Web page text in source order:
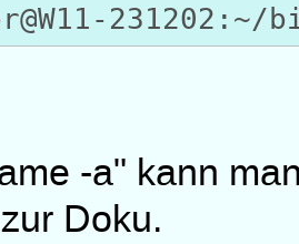
231202:~/
-a" kann
Doku.